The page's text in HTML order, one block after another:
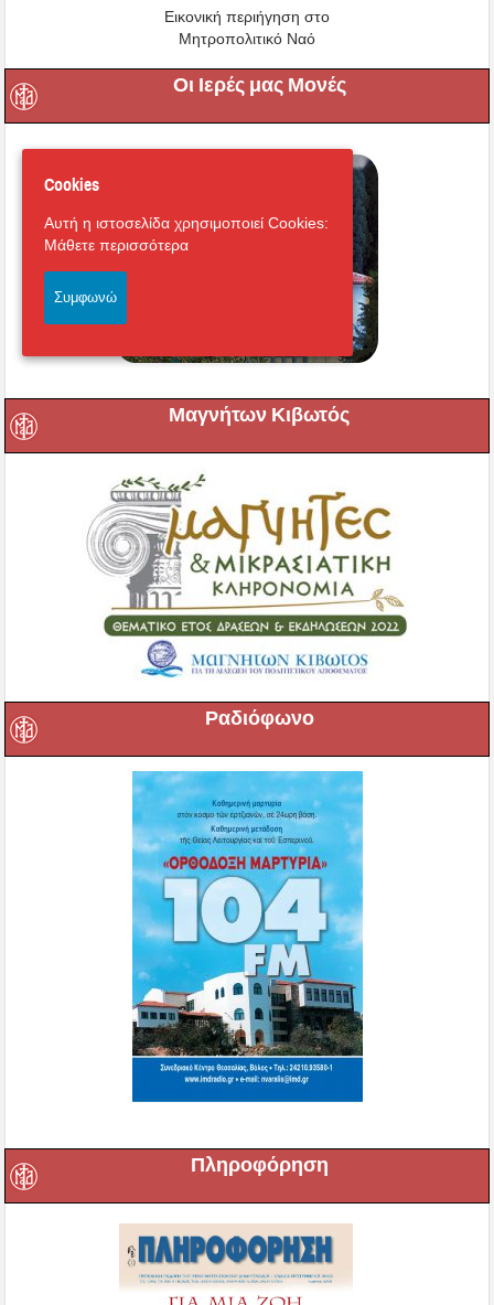
Εικονική περιήγηση στο
Μητροπολιτικό Ναό
Οι Ιερές μας Μονές
Μαγνήτων Κιβωτός
Ραδιόφωνο
Πληροφόρηση
Cookies
Αυτή η ιστοσελίδα χρησιμοποιεί Cookies:
Μάθετε περισσότερα
Συμφωνώ